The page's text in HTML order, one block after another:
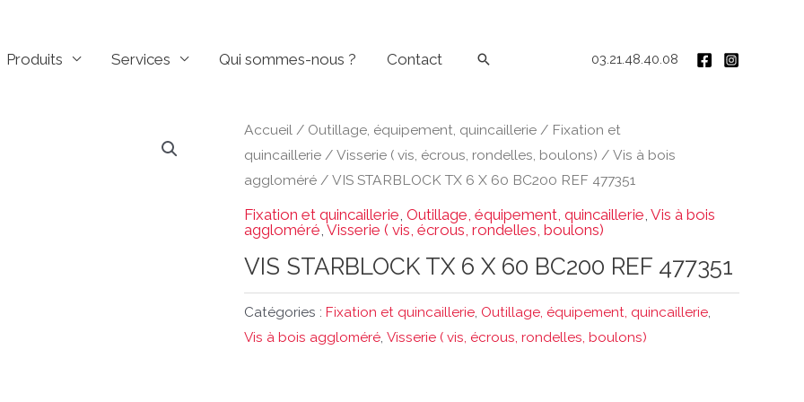
Produits Services Qui sommes-nous ? Contact Rechercher 03.21.48.40.08
Accueil / Outillage, équipement, quincaillerie / Fixation et
quincaillerie / Visserie ( vis, écrous, rondelles, boulons) / Vis à bois
aggloméré / VIS STARBLOCK TX 6 X 60 BC200 REF 477351
Fixation et quincaillerie Outillage, équipement, quincaillerie Vis à bois
aggloméré ,Visserie ( vis, écrous, rondelles, boulons)
VIS STARBLOCK TX 6 X 60 BC200 REF 477351
Catégories : Fixation et quincaillerie, Outillage, équipement, quincaillerie,
Vis à bois aggloméré, Visserie ( vis, écrous, rondelles, boulons)